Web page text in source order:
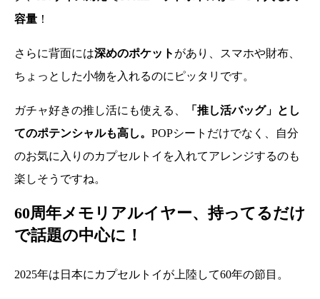
容量 ！
さらに背面には深めのポケット があり、スマホや財布、
ちょっとした小物を入れるのにピッタリです。
ガチャ好きの推し活にも使える、
「推し活バッグ」とし
てのポテンシャルも高し。 POPシートだけでなく、自分
のお気に入りのカプセルトイを入れてアレンジするのも
楽しそうですね。
60周年メモリアルイヤー、持ってるだけ
で話題の中心に！
2025年は日本にカプセルトイが上陸して60年の節目。